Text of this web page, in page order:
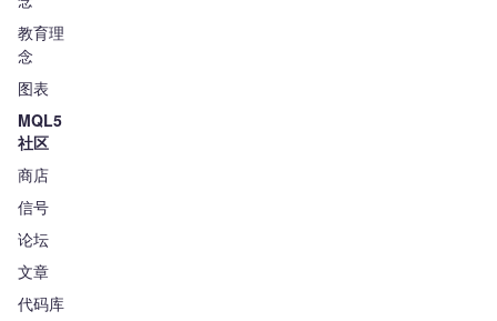
教育理
念
图表
MQL5
社区
商店
信号
论坛
文章
代码库